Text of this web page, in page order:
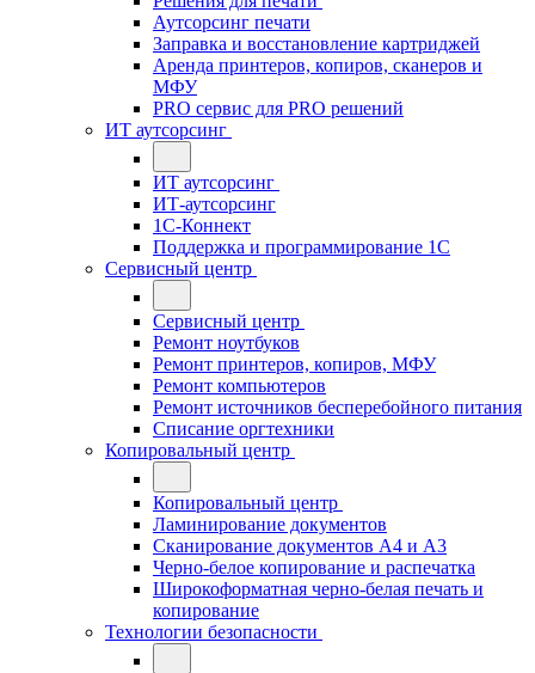
Аутсорсинг печати
Заправка и восстановление картриджей
Аренда принтеров, копиров, сканеров и
МФУ
PRO сервис для PRO решений
ИТ аутсорсинг
ИТ аутсорсинг
ИТ-аутсорсинг
1С-Коннект
Поддержка и программирование 1С
Сервисный центр
Сервисный центр
Ремонт ноутбуков
Ремонт принтеров, копиров, МФУ
Ремонт компьютеров
Ремонт источников бесперебойного питания
Списание оргтехники
Копировальный центр
Копировальный центр
Ламинирование документов
Сканирование документов А4 и А3
Черно-белое копирование и распечатка
Широкоформатная черно-белая печать и
копирование
Технологии безопасности